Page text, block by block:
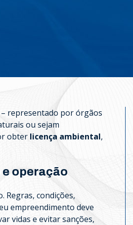
representado por órgãos
ou sejam
obter licença ambiental,
operação
Regras, condições,
empreendimento deve
vidas e evitar sanções,